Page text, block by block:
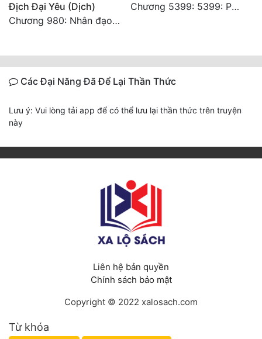
Địch Đại Yêu (Dịch)
Chương 980: Nhân đạo thành Thánh (4). HẾT.
Chương 5399: 5399: Phá giải
Các Đại Năng Đã Để Lại Thần Thức
Lưu ý: Vui lòng tải app để có thể lưu lại thần thức trên truyện
này
Liên hệ bản quyền
Chính sách bảo mật
Copyright © 2022 xalosach.com
Từ khóa